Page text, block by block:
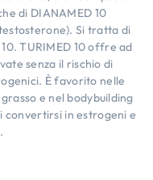
di DIANAMED 10
Si tratta di
TURIMED 10 offre ad
senza il rischio di
È favorito nelle
e nel bodybuilding
convertirsi in estrogeni e